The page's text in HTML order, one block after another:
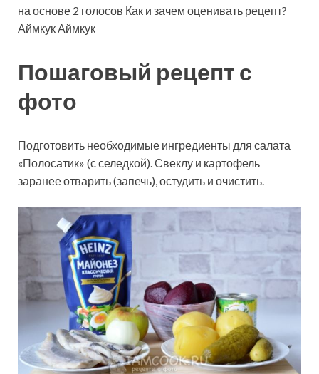
на основе 2 голосов Как и зачем оценивать рецепт?
Аймкук Аймкук
Пошаговый рецепт с
фото
Подготовить необходимые ингредиенты для салата
«Полосатик» (с селедкой). Свеклу и картофель
заранее отварить (запечь), остудить и очистить.